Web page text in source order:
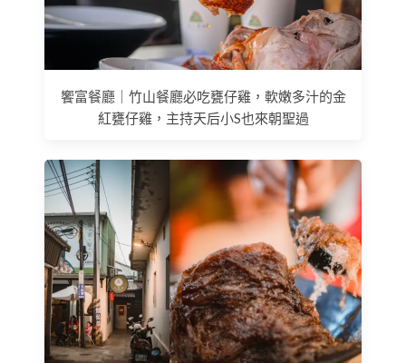
饗富餐廳｜竹山餐廳必吃甕仔雞，軟嫩多汁的金
紅甕仔雞，主持天后小S也來朝聖過